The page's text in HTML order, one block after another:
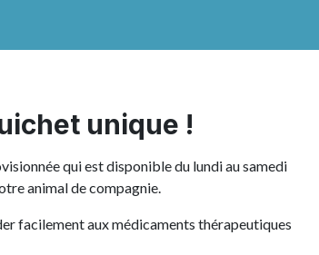
unique !
qui est disponible du lundi au samedi
animal de compagnie.
facilement aux médicaments thérapeutiques